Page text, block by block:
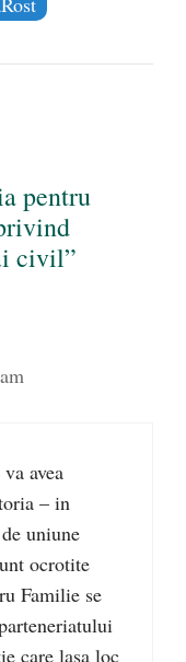
pentru
civil”
avea
– in
uniune
ocrotite
Familie se
care lasa loc